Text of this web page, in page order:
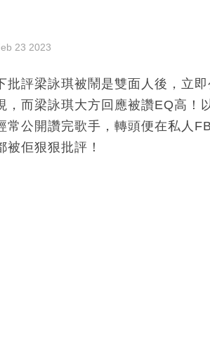
23 2023
批評梁詠琪被鬧是雙面人後，立
，而梁詠琪大方回應被讚EQ高！
常公開讚完歌手，轉頭便在私人
被佢狠狠批評！